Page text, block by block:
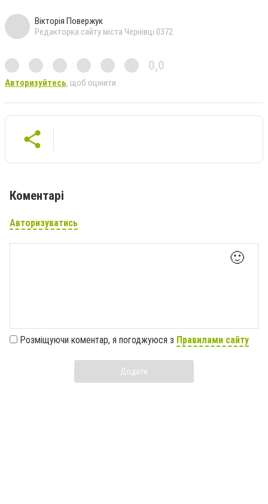
Вікторія Повержук
Редакторка сайту міста Чернівці 0372
0,0
Авторизуйтесь, щоб оцінити
Коментарі
Авторизуватись
🙂
Розміщуючи коментар, я погоджуюся з Правилами сайту
Додати